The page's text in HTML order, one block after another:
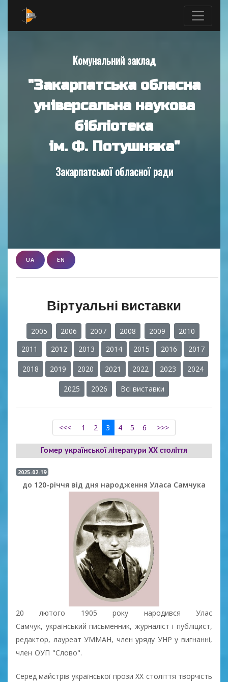
Комунальний заклад
"Закарпатська обласна
універсальна наукова
бібліотека
ім. Ф. Потушняка"
Закарпатської обласної ради
UA EN
Віртуальні виставки
2005 2006 2007 2008 2009
2010
2011
2012 2013 2014 2015 2016 2017
2018 2019 2020 2021 2022 2023 2024
2025 2026 Всі виставки
<<< 1 2 3 4 5 6 >>>
Гомер української літератури XX століття
2025-02-19
до 120-річчя від дня народження Уласа Самчука
20 лютого 1905 року народивсяУлас
Самчук, український письменник, журналіст і публіцист,
редактор, лауреат УММАН, член уряду УНР у вигнанні,
член ОУП "Слово".
Серед майстрів української прози XX століття творчість